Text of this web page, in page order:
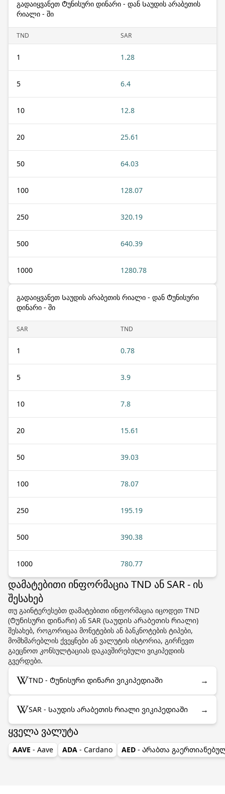
გადაიყვანეთ Ტუნისური დინარი - დან Საუდის არაბეთის
რიალი - ში
TND SAR
1 1.28
5 6.4
10 12.8
20 25.61
50 64.03
100 128.07
250 320.19
500 640.39
1000 1280.78
გადაიყვანეთ Საუდის არაბეთის რიალი - დან Ტუნისური
დინარი - ში
SAR TND
1 0.78
5 3.9
10 7.8
20 15.61
50 39.03
100 78.07
250 195.19
500 390.38
1000 780.77
დამატებითი ინფორმაცია TND ან SAR - ის
შესახებ
თუ გაინტერესებთ დამატებითი ინფორმაცია იცოდეთ TND
(Ტუნისური დინარი) ან SAR (Საუდის არაბეთის რიალი)
შესახებ, როგორიცაა მონეტების ან ბანკნოტების ტიპები,
მომხმარებლის ქვეყნები ან ვალუტის ისტორია, გირჩევთ
გაეცნოთ კონსულტაციას დაკავშირებული ვიკიპედიის
გვერდები.
TND - Ტუნისური დინარი ვიკიპედიაში →
SAR - Საუდის არაბეთის რიალი ვიკიპედიაში →
ყველა ვალუტა
AAVE - Aave ADA - Cardano AED - Არაბთა